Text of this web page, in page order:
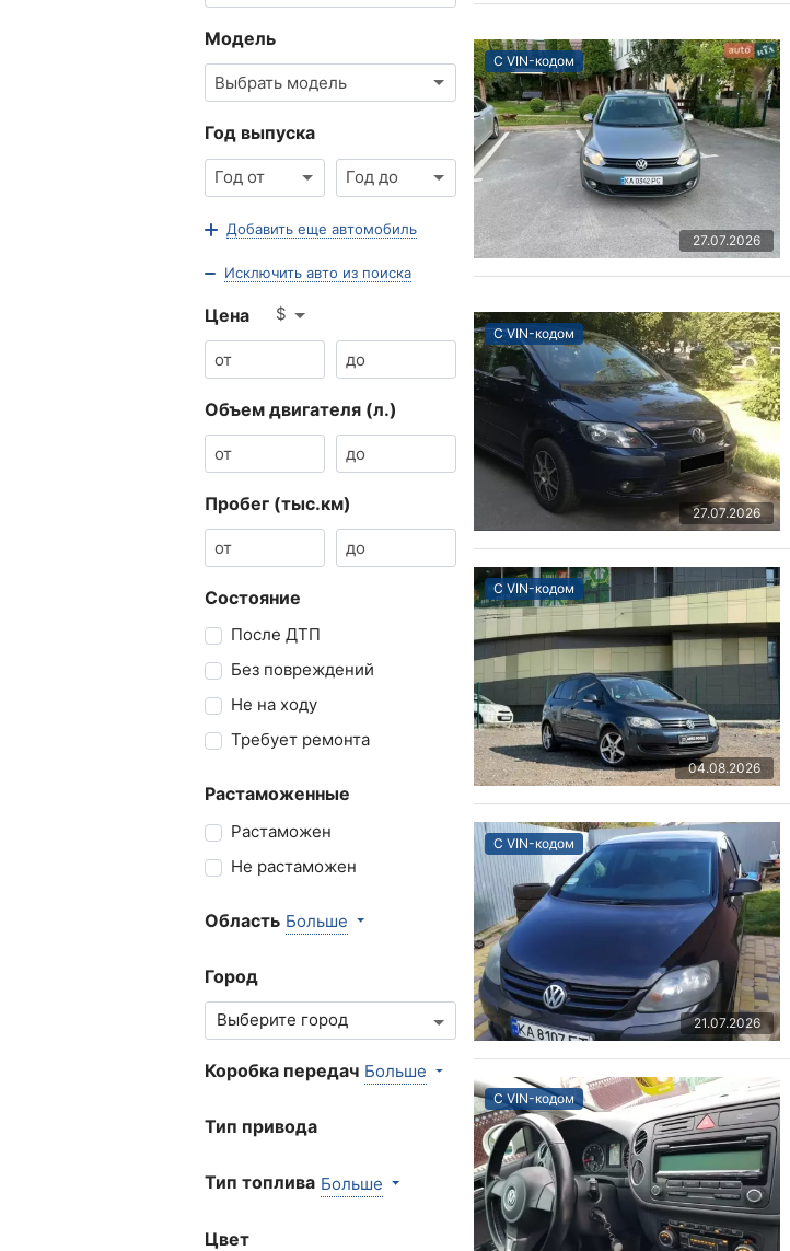
Модель
Выбрать модель
Год выпуска
Год от Год до
Добавить еще автомобиль
Исключить авто из поиска
Цена $
Объем двигателя (л.)
Пробег (тыс.км)
Состояние
После ДТП
Без повреждений
Не на ходу
Требует ремонта
Растаможенные
Растаможен
Не растаможен
Область Больше
Город
Коробка передач Больше
Тип привода
Тип топлива Больше
Цвет
С VIN-кодом
27.07.2026
С VIN-кодом
27.07.2026
С VIN-кодом
04.08.2026
С VIN-кодом
21.07.2026
С VIN-кодом